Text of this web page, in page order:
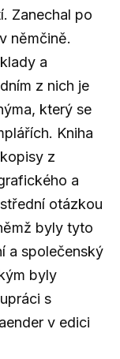
Zanechal po
němčině.
a
z nich je
který se
Kniha
z
a
otázkou
byly tyto
a společenský
byly
s
v edici